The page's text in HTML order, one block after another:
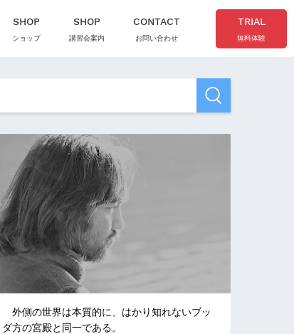
SHOP
ショップ
SHOP
講習会案内
CONTACT
お問い合わせ
TRIAL
無料体験
外側の世界は本質的に、はかり知れないブッ
ダ方の宮殿と同一である。